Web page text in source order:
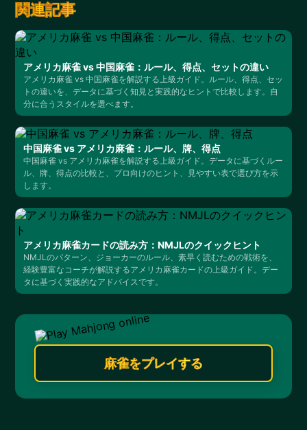
関連記事
アメリカ麻雀 vs 中国麻雀：ルール、得点、セットの違い
アメリカ麻雀 vs 中国麻雀を解説する上級ガイド。ルール、得点、セッ
トの違いを、データに基づく知見と実践的なヒントで比較します。自
分に合うスタイルを選べます。
中国麻雀 vs アメリカ麻雀：ルール、牌、得点
中国麻雀 vs アメリカ麻雀を解説する上級ガイド。データに基づくルー
ル、牌、得点の比較と、プロ向けのヒント、見やすい表で選び方を示
します。
アメリカ麻雀カードの読み方：NMJLのクイックヒント
NMJLのパターン、ジョーカーのルール、素早く読むための戦術を、
経験豊富なコーチが解説するアメリカ麻雀カードの上級ガイド。デー
タに基づく実践的なアドバイスです。
麻雀をプレイする